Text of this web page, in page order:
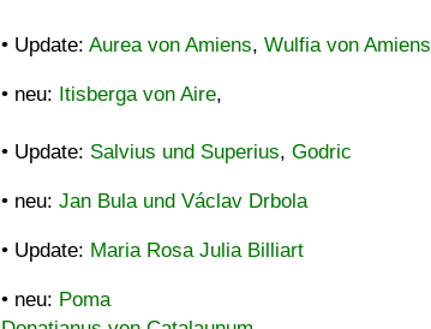
• Update: Aurea von Amiens, Wulfia von Amiens
• neu: Itisberga von Aire,
• Update: Salvius und Superius, Godric
• neu: Jan Bula und Václav Drbola
• Update: Maria Rosa Julia Billiart
• neu: Poma